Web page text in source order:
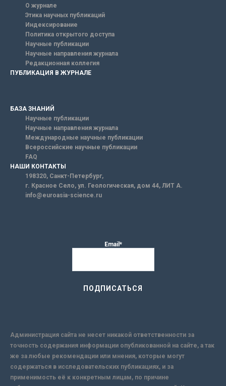
О журнале
Этика научных публикаций
Индексирование
Политика открытого доступа
Научные публикации
Научные направления журнала
Редакционная коллегия
ПУБЛИКАЦИЯ В ЖУРНАЛЕ
БАЗА ЗНАНИЙ
Научные публикации
Научные направления журнала
Международные научные публикации
Всероссийские научные публикации
FAQ
НАШИ КОНТАКТЫ
198320, Санкт-Петербург,
г. Красное Село, ул. Геологическая, дом 44, ЛИТ А.
info@euroasia-science.ru
Email*
Администрация сайта не несет никакой ответственности за
точность содержания информации опубликованной на сайте, а так
же за любые рекомендации или мнения, которые могут
содержаться в исследовательских публикациях, и за
применимость её к конкретным лицам, по причине